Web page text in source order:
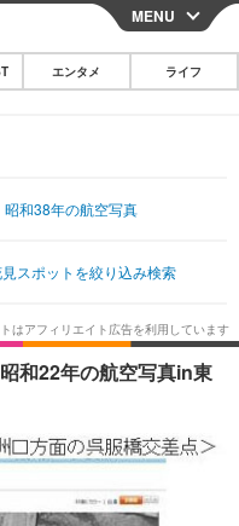
CLOSE
その他
映画・ドラマ
韓国・芸能
スポーツ
グルメ
ショッピング
MENU
エンタメ ライフ
和38年の航空写真
スポットを絞り込み検索
和22年の航空写真in東